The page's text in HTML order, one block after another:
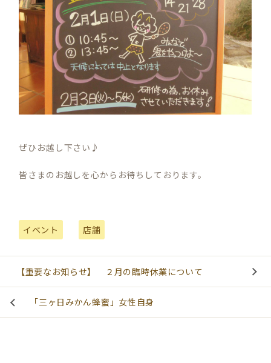
ぜひお越し下さい♪
皆さまのお越しを心からお待ちしております。
イベント 店舗
【重要なお知らせ】 ２月の臨時休業について
「三ヶ日みかん蜂蜜」女性自身